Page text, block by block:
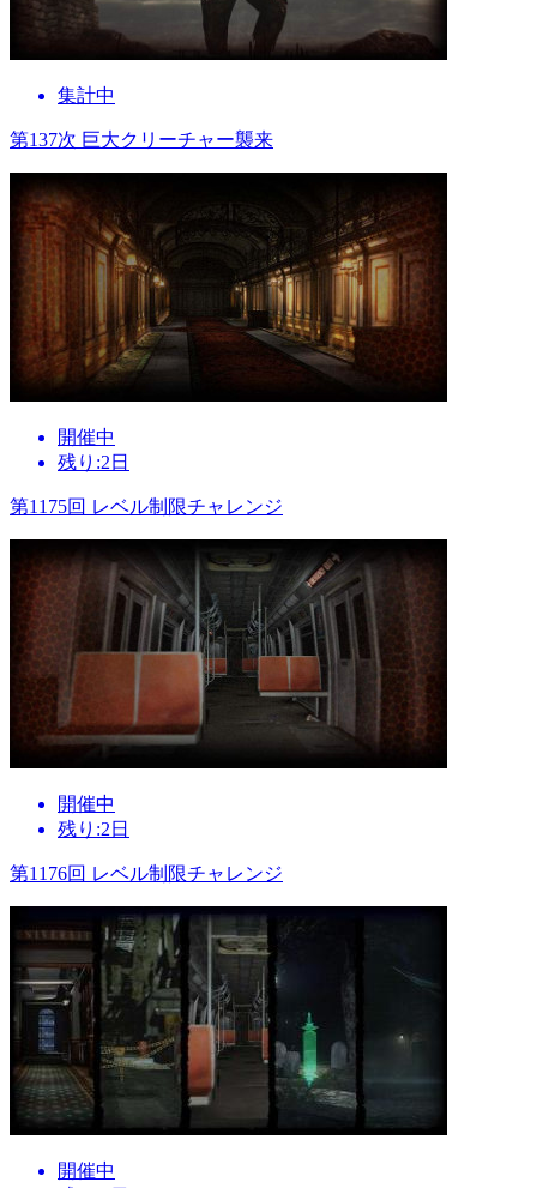
集計中
第137次 巨大クリーチャー襲来
開催中
残り:2日
第1175回 レベル制限チャレンジ
開催中
残り:2日
第1176回 レベル制限チャレンジ
開催中